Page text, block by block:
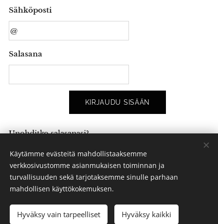
Sähköposti
Salasana
KIRJAUDU SISÄÄN
Unohditko salasanasi?
Kalle Euro - kalle.euro@me.com
LuotuWebnodella Evästeet
Käytämme evästeitä mahdollistaaksemme
verkkosivustomme asianmukaisen toiminnan ja
turvallisuuden sekä tarjotaksemme sinulle parhaan
mahdollisen käyttökokemuksen.
Hyväksy vain tarpeelliset Hyväksy kaikki